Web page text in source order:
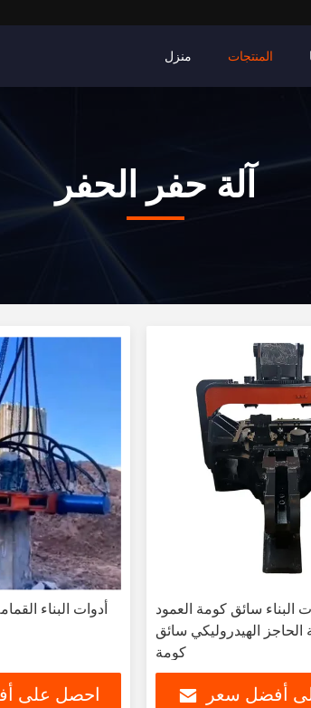
منزل المنتجات
آلة حفر الحفر
أدوات البناء
احصل على
البناء سائق كومة العمود
الحاجز الهيدروليكي سائق
كومة
أفضل سعر